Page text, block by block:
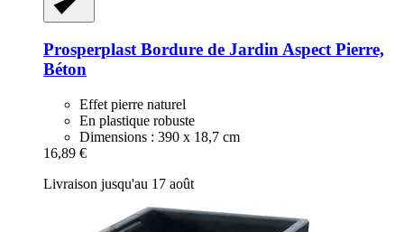
Prosperplast Bordure de Jardin Aspect Pierre,
Béton
Effet pierre naturel
En plastique robuste
Dimensions : 390 x 18,7 cm
16,89 €
Livraison jusqu'au 17 août